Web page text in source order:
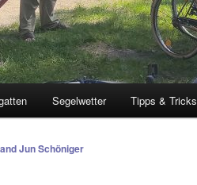
Segelwetter Tipps & Tricks
Jun Schöniger